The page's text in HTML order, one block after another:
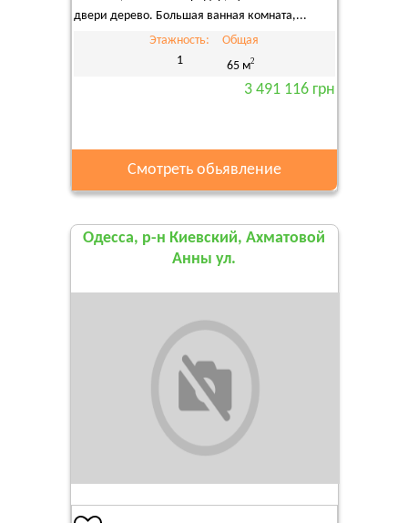
двери дерево. Большая ванная комната,...
Этажность:
1
Общая
65 м2
3 491 116 грн
Смотреть обьявление
Одесса, р-н Киевский, Ахматовой
Анны ул.